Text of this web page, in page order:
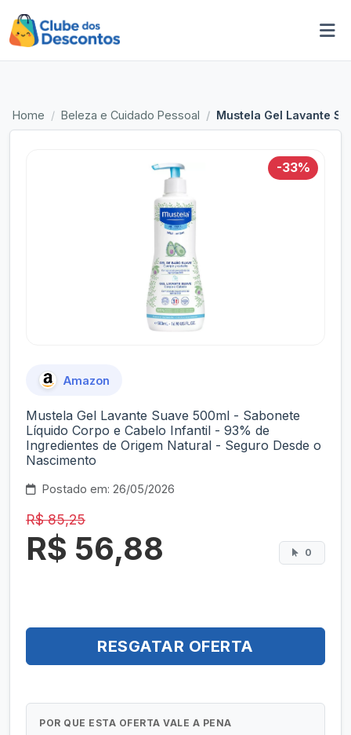
Home Beleza e Cuidado Pessoal Mustela Gel Lavante
-33%
Amazon
Mustela Gel Lavante Suave 500ml - Sabonete
Líquido Corpo e Cabelo Infantil - 93% de
Ingredientes de Origem Natural - Seguro Desde o
Nascimento
Postado em: 26/05/2026
R$ 85,25
R$ 56,88 0
RESGATAR OFERTA
POR QUE ESTA OFERTA VALE A PENA